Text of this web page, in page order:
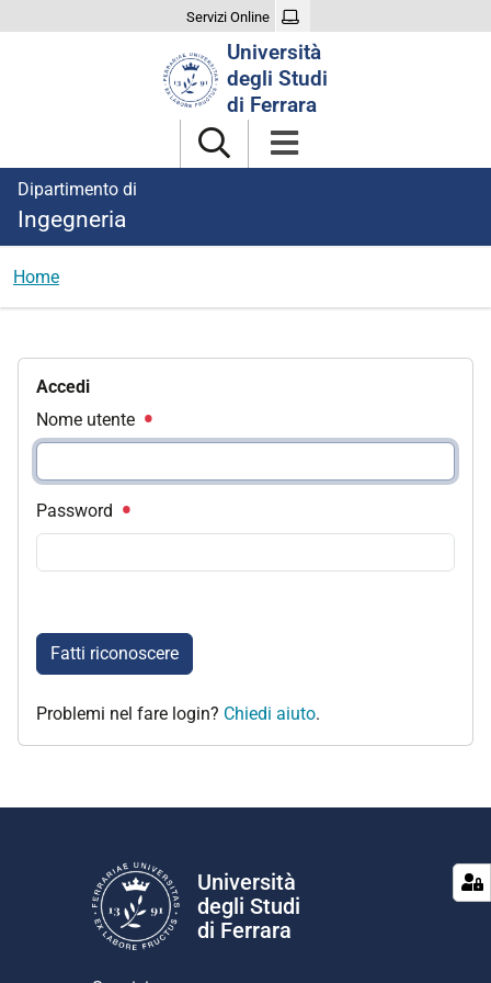
Servizi Online
Università
degli Studi
di Ferrara
Dipartimento di
Ingegneria
Home
Accedi
Nome utente
Password
Fatti riconoscere
Problemi nel fare login? Chiedi aiuto.
Università
degli Studi
di Ferrara